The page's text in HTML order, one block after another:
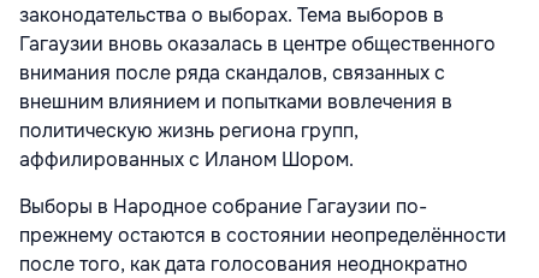
законодательства о выборах. Тема выборов в
Гагаузии вновь оказалась в центре общественного
внимания после ряда скандалов, связанных с
внешним влиянием и попытками вовлечения в
политическую жизнь региона групп,
аффилированных с Иланом Шором.
Выборы в Народное собрание Гагаузии по-
прежнему остаются в состоянии неопределённости
после того, как дата голосования неоднократно